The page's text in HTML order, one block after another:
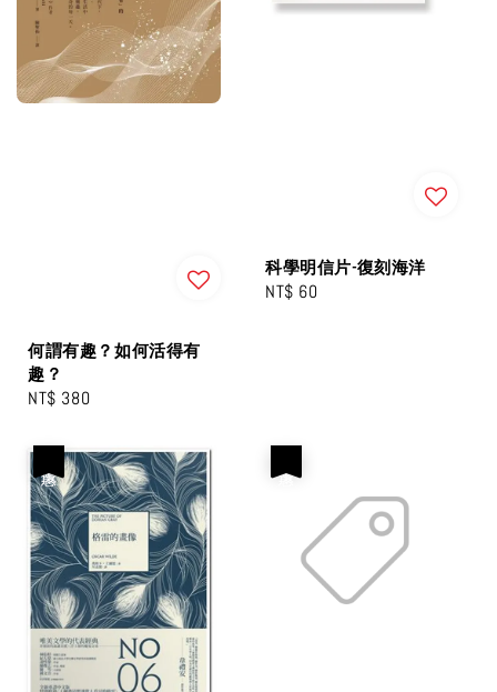
何謂有趣？如何活得有
趣？
Regular
NT$ 380
科學明信片-復刻海洋
Regular
NT$ 60